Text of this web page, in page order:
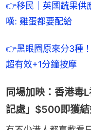
👉移民｜英國蔬果供
嘆: 雞蛋都要配給
👉黑眼圈原來分3種
超有效+1分鐘按摩
同場加映：香港毒
記處」$500即獲